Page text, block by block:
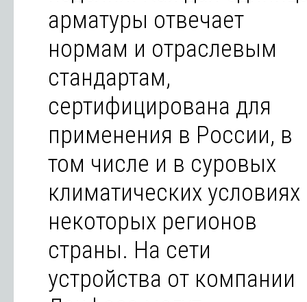
арматуры отвечает
нормам и отраслевым
стандартам,
сертифицирована для
применения в России, в
том числе и в суровых
климатических условиях
некоторых регионов
страны. На сети
устройства от компании